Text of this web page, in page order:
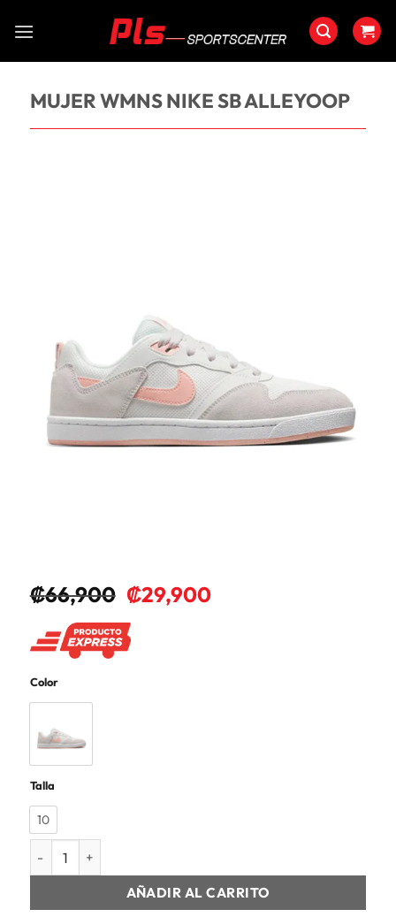
MUJER WMNS NIKE SB ALLEYOOP
₡66,900 ₡29,900
Color
Talla
10
AÑADIR AL CARRITO